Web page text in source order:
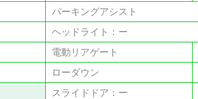
パーキングアシスト
ヘッドライト：ー
電動リアゲート
ローダウン
スライドドア：ー